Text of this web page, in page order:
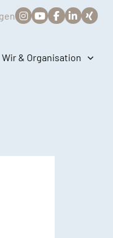
Wir & Organisation